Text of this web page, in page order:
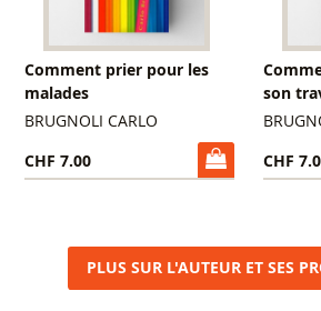
Comment prier pour les
malades
BRUGNOLI CARLO
CHF 7.00
son
CHF
PLUS SUR L'AUTEUR ET SES